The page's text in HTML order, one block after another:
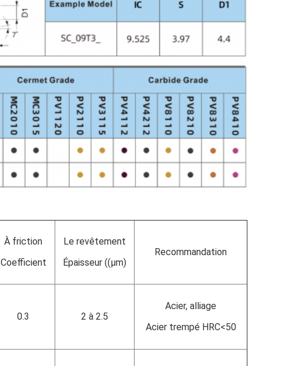
À friction
Coefficient
Le revêtement
Épaisseur ((μm)
Recommandation
0.3 2 à 2.5
Acier, alliage
Acier trempé HRC<50